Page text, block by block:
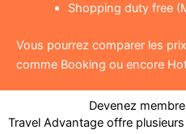
Shopping duty free
Vous pourrez comparer les
comme Booking ou encore
Devenez
Travel Advantage offre